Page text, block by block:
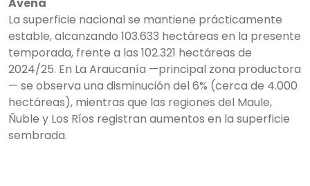
La superficie nacional se mantiene prácticamente
estable, alcanzando 103.633 hectáreas en la presente
temporada, frente a las 102.321 hectáreas de
2024/25. En La Araucanía —principal zona productora
— se observa una disminución del 6% (cerca de 4.000
hectáreas), mientras que las regiones del Maule,
Ñuble y Los Ríos registran aumentos en la superficie
sembrada.